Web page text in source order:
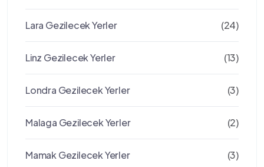
Lara Gezilecek Yerler (24)
Linz Gezilecek Yerler (13)
Londra Gezilecek Yerler (3)
Malaga Gezilecek Yerler (2)
Mamak Gezilecek Yerler (3)